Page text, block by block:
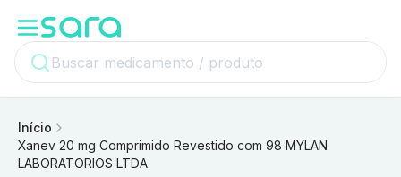
Início
Xanev 20 mg Comprimido Revestido com 98 MYLAN
LABORATORIOS LTDA.